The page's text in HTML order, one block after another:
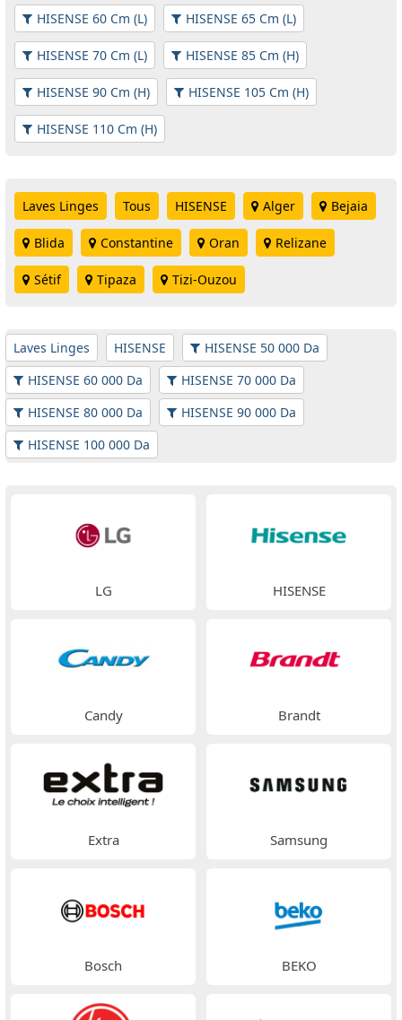
HISENSE 60 Cm (L) HISENSE 65 Cm (L)
HISENSE 70 Cm (L) HISENSE 85 Cm (H)
HISENSE 90 Cm (H) HISENSE 105 Cm (H)
HISENSE 110 Cm (H)
Laves Linges Tous HISENSE Alger Bejaia
Blida Constantine Oran Relizane
Sétif Tipaza Tizi-Ouzou
Laves Linges HISENSE
HISENSE 50 000 Da
HISENSE 60 000 Da
HISENSE 70 000 Da
HISENSE 80 000 Da
HISENSE 90 000 Da
HISENSE 100 000 Da
LG HISENSE
Candy Brandt
Extra Samsung
Bosch BEKO